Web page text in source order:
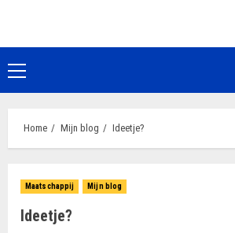
de
inhoudPrimair
menu
Home Mijn blog Ideetje?
Maatschappij Mijn blog
Ideetje?